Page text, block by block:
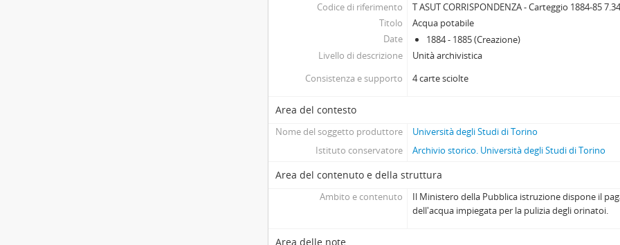
[Sotto-sottoserie] 1896-97, 1896-1897
[Sotto-sottoserie] 1897-98, 1897-1898
[Sotto-sottoserie] 1898-99, 1898-1899
[Sotto-sottoserie] 1899-1900, 1899-1900
[Sotto-sottoserie] 1900-01, 1900-1901
[Sotto-sottoserie] 1903-04, 1903 - 1904
[Sottoserie] Carteggio classificato dal 1904 al 1912, 1904 - 1913
[Sub-fondo] Caduti nella Prima Guerra mondiale, 1909-1920
[Sub-fondo] Gestione del personale
[Sub-fondo] Gestione finanziaria, 1729-1948
Codice di riferimento
T ASUT CORRISPONDENZA - Carteggio 1884-85
Titolo
Acqua potabile
Date
1884 - 1885 (Creazione)
Livello di descrizione
Unità archivistica
Consistenza e supporto
4 carte sciolte
Area del contesto
Nome del soggetto produttore
Università degli Studi di Torino
Istituto conservatore
Archivio storico. Università degli Studi di Torino
Area del contenuto e della struttura
Ambito e contenuto
Il Ministero della Pubblica istruzione dispone il
dell'acqua impiegata per la pulizia degli orinatoi.
Area delle note